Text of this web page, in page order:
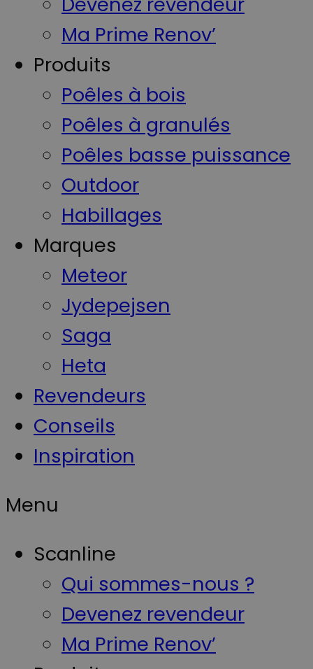
Ma Prime Renov’
Produits
Poêles à bois
Poêles à granulés
Poêles basse puissance
Outdoor
Habillages
Marques
Meteor
Jydepejsen
Saga
Heta
Revendeurs
Conseils
Inspiration
Menu
Scanline
Qui sommes-nous ?
Devenez revendeur
Ma Prime Renov’